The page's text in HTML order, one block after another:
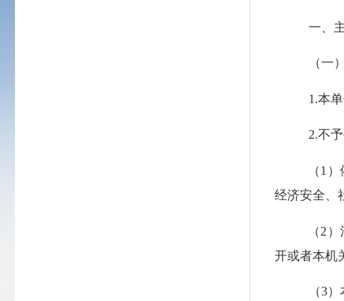
一、
（一
1.本
2.不
（1）
经济安全、
（2）
开或者本机
（3）